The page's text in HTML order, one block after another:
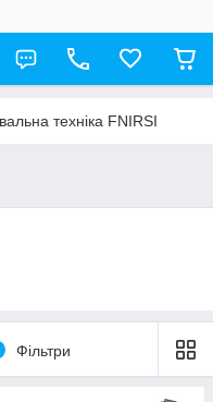
техніка FNIRSI
Фільтри